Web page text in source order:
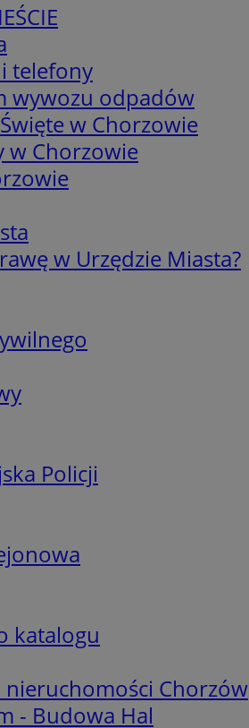
telefony
wywozu odpadów
w Chorzowie
w Chorzowie
w Urzędzie Miasta?
Policji
katalogu
nieruchomości Chorzów
- Budowa Hal